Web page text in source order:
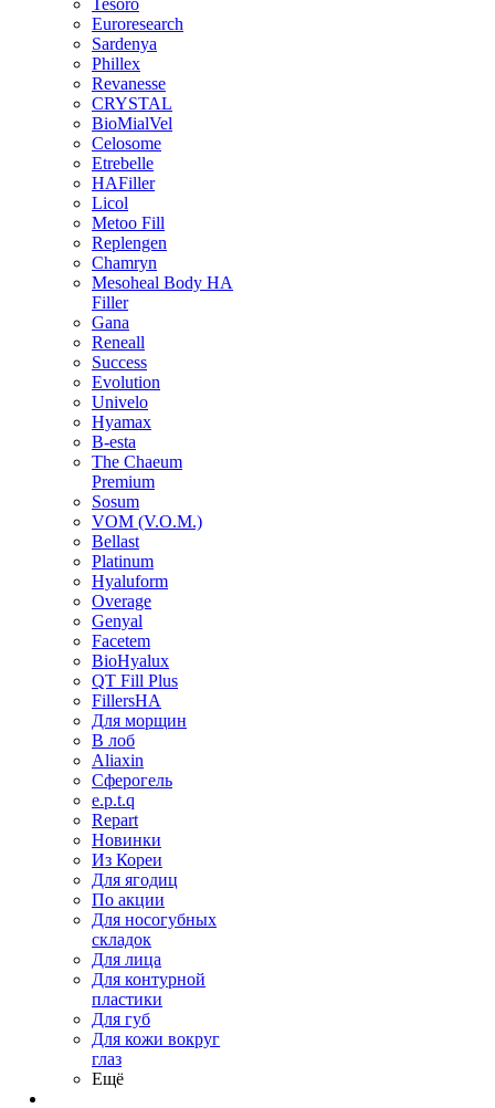
Tesoro
Euroresearch
Sardenya
Phillex
Revanesse
CRYSTAL
BioMialVel
Celosome
Etrebelle
HAFiller
Licol
Metoo Fill
Replengen
Chamryn
Mesoheal Body HA
Filler
Gana
Reneall
Success
Evolution
Univelo
Hyamax
B-esta
The Chaeum
Premium
Sosum
VOM (V.O.M.)
Bellast
Platinum
Hyaluform
Overage
Genyal
Facetem
BioHyalux
QT Fill Plus
FillersHA
Для морщин
В лоб
Aliaxin
Сферогель
e.p.t.q
Repart
Новинки
Из Кореи
Для ягодиц
По акции
Для носогубных
складок
Для лица
Для контурной
пластики
Для губ
Для кожи вокруг
глаз
Ещё